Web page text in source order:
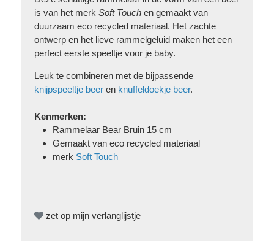
is van het merkSoft Touch en gemaakt van
duurzaam eco recycled materiaal. Het zachte
ontwerp en het lieve rammelgeluid maken het een
perfect eerste speeltje voor je baby.
Leuk te combineren met de bijpassende
knijpspeeltje beer en knuffeldoekje beer.
Kenmerken:
Rammelaar Bear Bruin 15 cm
Gemaakt van eco recycled materiaal
merk Soft Touch
zet op mijn verlanglijstje